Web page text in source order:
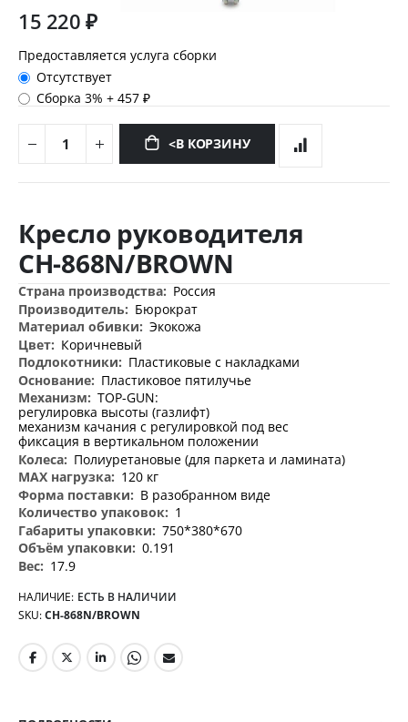
15 220 ₽
Предоставляется услуга сборки
Отсутствует
Сборка 3%+457 ₽
<В КОРЗИНУ
к
началу
галереи
изображений
Кресло руководителя
CH-868N/BROWN
Дополнительная
информация
Россия
Бюрократ
Экокожа
Коричневый
Пластиковые с накладками
Пластиковое пятилучье
TOP-GUN:
регулировка высоты (газлифт)
механизм качания с регулировкой под вес
фиксация в вертикальном положении
Полиуретановые (для паркета и ламината)
120 кг
В разобранном виде
1
750*380*670
0.191
17.9
НАЛИЧИЕ: ЕСТЬ В НАЛИЧИИ
SKU CH-868N/BROWN